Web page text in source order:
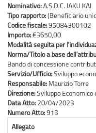
Nominativo:A.S.D.C. JAKU KAI
Tipo rapporto:(Beneficiario
Codice fiscale:95084300102
Importo:€3650,00
Modalità seguita per
Norma/Titolo a base
Bando di concessione
Servizio/Ufficio:Sviluppo
Responsabile: Maurizio Torre
Direzione:Sviluppo
Data Atto: 20/04/2023
Numero Atto:913
Allegato